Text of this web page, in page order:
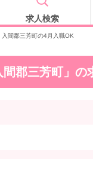
求人検索
入間郡三芳町の4月入職OK
間郡三芳町」の